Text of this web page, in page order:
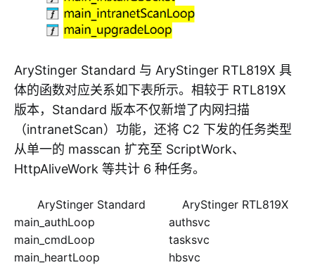
AryStinger Standard 与 AryStinger RTL819X 具
体的函数对应关系如下表所示。相较于 RTL819X
版本，Standard 版本不仅新增了内网扫描
（intranetScan）功能，还将 C2 下发的任务类型
从单一的 masscan 扩充至 ScriptWork、
HttpAliveWork 等共计 6 种任务。
AryStinger Standard
AryStinger RTL819X
main_authLoop
authsvc
main_cmdLoop
tasksvc
main_heartLoop
hbsvc